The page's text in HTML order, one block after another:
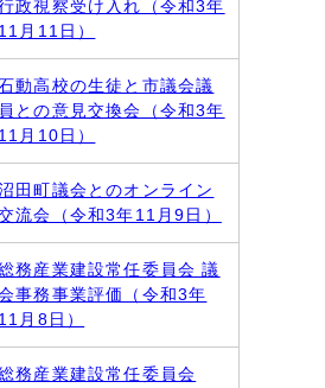
政視察受け入れ（令和3年
11月11日）
動高校の生徒と市議会議
員との意見交換会（令和3年
11月10日）
田町議会とのオンライン
流会（令和3年11月9日）
務産業建設常任委員会 議
事務事業評価（令和3年
11月8日）
務産業建設常任委員会